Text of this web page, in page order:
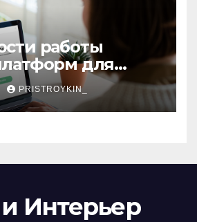
работы
для
и
PRISTROYKIN_
Интерьер